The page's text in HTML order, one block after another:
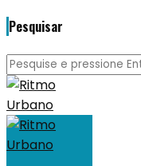
Pesquisar